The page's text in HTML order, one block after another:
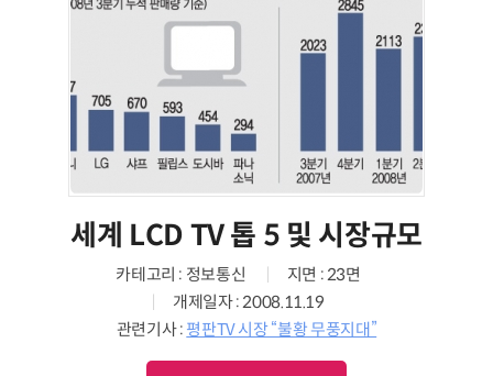
세계 LCD TV 톱 5 및 시장규모
카테고리 : 정보통신
지면 : 23면
개제일자 : 2008.11.19
관련기사 : 평판TV 시장 “불황 무풍지대”